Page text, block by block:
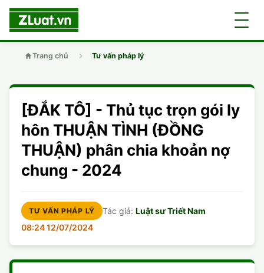
LUẬT SƯ
CHUYÊN VIÊN
TUYỂN DỤNG
DÂN SỰ
DOANH NGHIỆP
GIẤY PHÉP CON
DÂN SỰ
DOANH NGHIỆP
ĐẤT ĐAI
DI CHÚC
LY HÔN
Trang chủ Tư vấn pháp lý
[ĐẮK TÔ] - Thủ tục trọn gói ly
hôn THUẬN TÌNH (ĐỒNG
THUẬN) phân chia khoản nợ
chung - 2024
TƯ VẤN PHÁP LÝ Tác giả:Luật sư Triết Nam
08:24 12/07/2024